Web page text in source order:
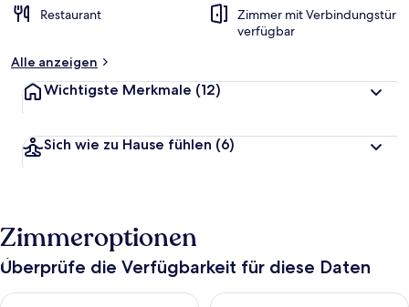
Restaurant
Zimmer mit Verbindungstür
verfügbar
Alle anzeigen
Wichtigste Merkmale (12)
Sich wie zu Hause fühlen (6)
Zimmeroptionen
Überprüfe die Verfügbarkeit für diese Daten
Überprüfe die Verfügbarkeit für heute Nacht, Aug. 10 - Aug.
Überprüfe die Verfügbarkeit